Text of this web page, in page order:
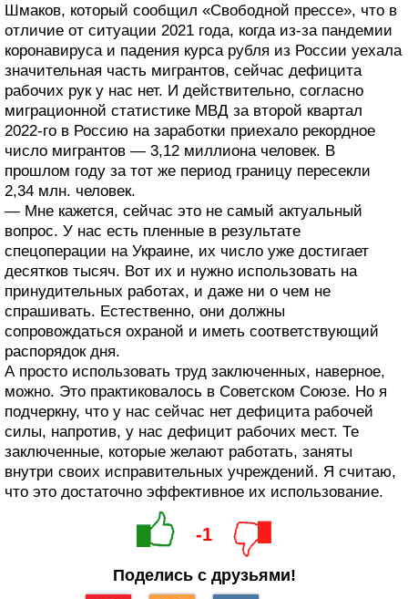
Шмаков, который сообщил «Свободной прессе», что в
отличие от ситуации 2021 года, когда из-за пандемии
коронавируса и падения курса рубля из России уехала
значительная часть мигрантов, сейчас дефицита
рабочих рук у нас нет. И действительно, согласно
миграционной статистике МВД за второй квартал
2022-го в Россию на заработки приехало рекордное
число мигрантов — 3,12 миллиона человек. В
прошлом году за тот же период границу пересекли
2,34 млн. человек.
— Мне кажется, сейчас это не самый актуальный
вопрос. У нас есть пленные в результате
спецоперации на Украине, их число уже достигает
десятков тысяч. Вот их и нужно использовать на
принудительных работах, и даже ни о чем не
спрашивать. Естественно, они должны
сопровождаться охраной и иметь соответствующий
распорядок дня.
А просто использовать труд заключенных, наверное,
можно. Это практиковалось в Советском Союзе. Но я
подчеркну, что у нас сейчас нет дефицита рабочей
силы, напротив, у нас дефицит рабочих мест. Те
заключенные, которые желают работать, заняты
внутри своих исправительных учреждений. Я считаю,
что это достаточно эффективное их использование.
-1
Поделись с друзьями!